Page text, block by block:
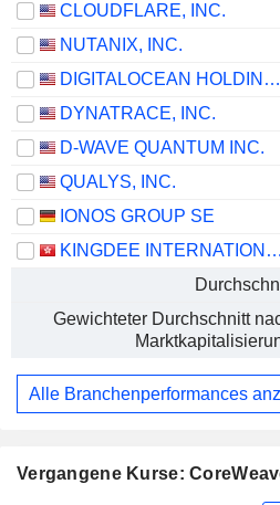
CLOUDFLARE, INC.
NUTANIX, INC.
DIGITALOCEAN HOLDINGS, INC.
DYNATRACE, INC.
D-WAVE QUANTUM INC.
QUALYS, INC.
IONOS GROUP SE
KINGDEE INTERNATIONAL SOFTWARE GROUP COMPANY LIMITED
Gewichteter Durchschnitt
Alle Branchenperformances
Vergangene Kurse: